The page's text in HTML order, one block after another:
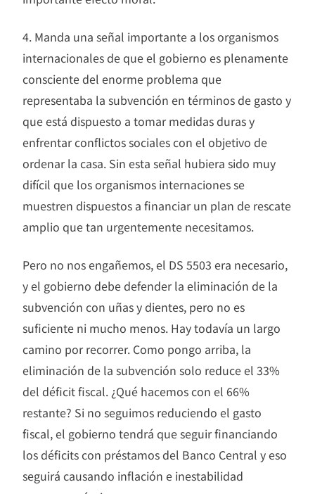
4. Manda una señal importante a los organismos
internacionales de que el gobierno es plenamente
consciente del enorme problema que
representaba la subvención en términos de gasto y
que está dispuesto a tomar medidas duras y
enfrentar conflictos sociales con el objetivo de
ordenar la casa. Sin esta señal hubiera sido muy
difícil que los organismos internaciones se
muestren dispuestos a financiar un plan de rescate
amplio que tan urgentemente necesitamos.
Pero no nos engañemos, el DS 5503 era necesario,
y el gobierno debe defender la eliminación de la
subvención con uñas y dientes, pero no es
suficiente ni mucho menos. Hay todavía un largo
camino por recorrer. Como pongo arriba, la
eliminación de la subvención solo reduce el 33%
del déficit fiscal. ¿Qué hacemos con el 66%
restante? Si no seguimos reduciendo el gasto
fiscal, el gobierno tendrá que seguir financiando
los déficits con préstamos del Banco Central y eso
seguirá causando inflación e inestabilidad